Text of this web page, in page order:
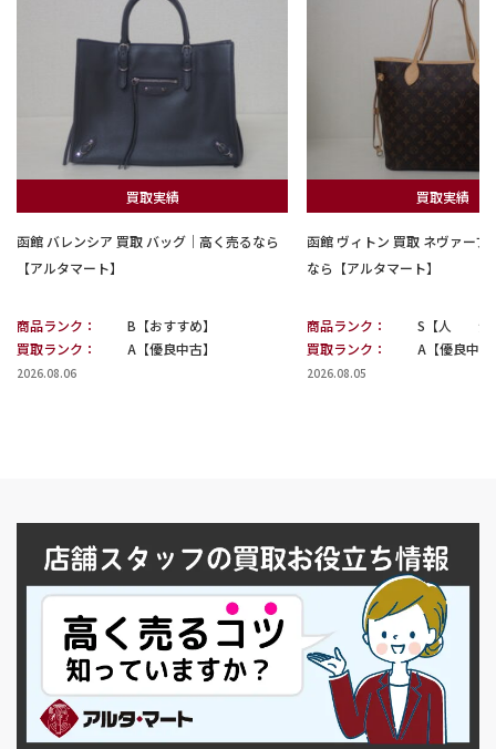
買取実績
函館 バレンシア 買取 バッグ｜高く売るなら
【アルタマート】
商品ランク：
B【おすすめ】
買取ランク：
A【優良中古】
2026.08.06
買取実績
函館 ヴィトン 買取 ネヴァーフ
なら【アルタマート】
商品ランク：
S【人 気
買取ランク：
A【優良中古
2026.08.05